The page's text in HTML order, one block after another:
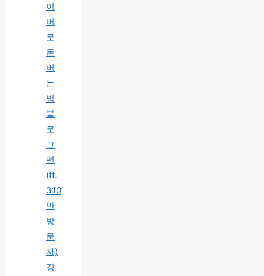
이
버
로
돈
버
는
법
블
로
그
편
(ft.
310
만
방
문
자)
경